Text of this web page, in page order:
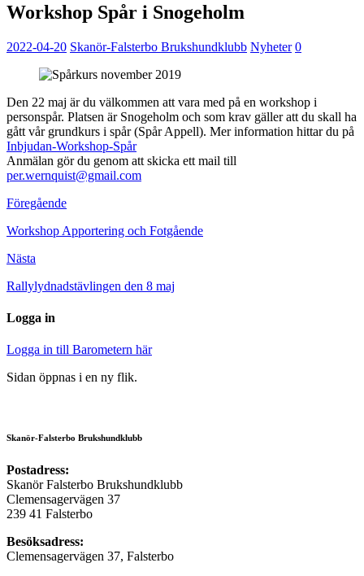
Workshop Spår i Snogeholm
2022-04-20 Skanör-Falsterbo Brukshundklubb Nyheter 0
Den 22 maj är du välkommen att vara med på en workshop i
personspår. Platsen är Snogeholm och som krav gäller att du skall ha
gått vår grundkurs i spår (Spår Appell). Mer information hittar du på
Inbjudan-Workshop-Spår
Anmälan gör du genom att skicka ett mail till
per.wernquist@gmail.com
Föregående
Workshop Apportering och Fotgående
Nästa
Rallylydnadstävlingen den 8 maj
Logga in
Logga in till Barometern här
Sidan öppnas i en ny flik.
Skanör-Falsterbo Brukshundklubb
Postadress:
Skanör Falsterbo Brukshundklubb
Clemensagervägen 37
239 41 Falsterbo
Besöksadress:
Clemensagervägen 37, Falsterbo